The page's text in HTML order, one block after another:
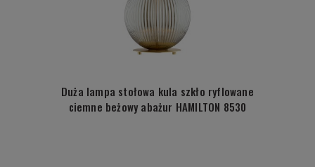
Duża lampa stołowa kula szkło ryflowane
ciemne beżowy abażur HAMILTON 8530